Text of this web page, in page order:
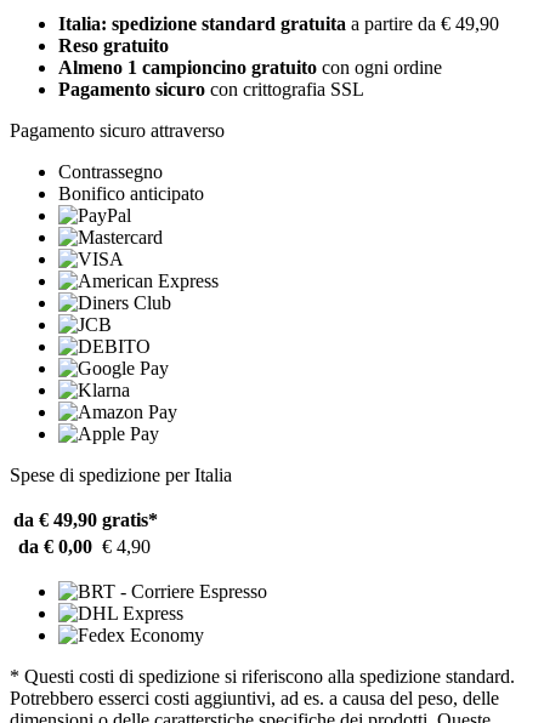
Italia: spedizione standard gratuita a partire da € 49,90
Reso gratuito
Almeno 1 campioncino gratuito con ogni ordine
Pagamento sicuro con crittografia SSL
Pagamento sicuro attraverso
Contrassegno
Bonifico anticipato
Spese di spedizione per Italia
da € 49,90 gratis*
da € 0,00 € 4,90
* Questi costi di spedizione si riferiscono alla spedizione standard.
Potrebbero esserci costi aggiuntivi, ad es. a causa del peso, delle